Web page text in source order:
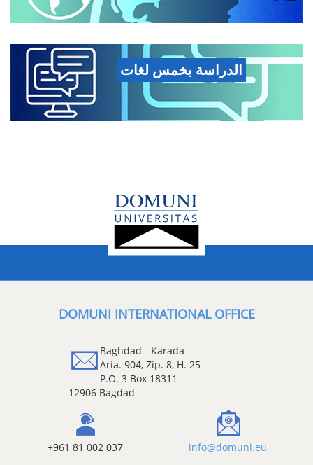
الدراسة بخمس لغات
DOMUNI INTERNATIONAL OFFICE
Baghdad - Karada
Aria. 904, Zip. 8, H. 25
P.O. 3 Box 18311
12906 Bagdad
+961 81 002 037 info@domuni.eu